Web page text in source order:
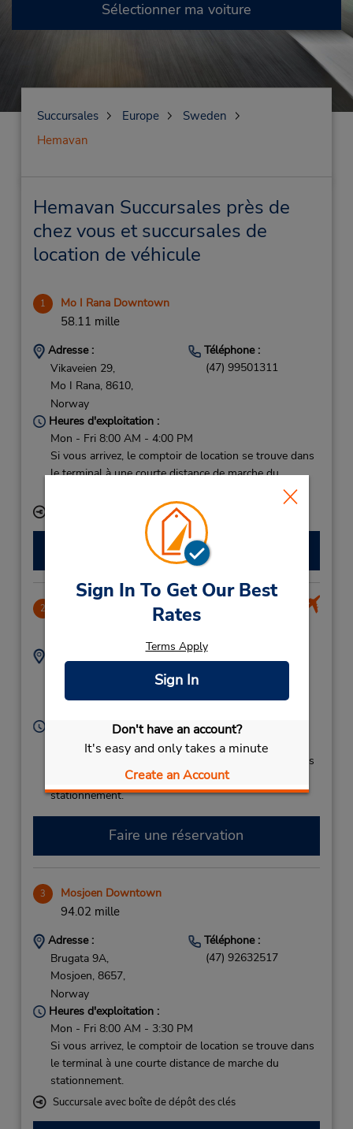
Sign In To Get Our Best
Rates
Terms Apply
Sign In
Don't have an account?
It's easy and only takes a minute
Create an Account
Sélectionner ma voiture
Succursales Europe
Sweden
Hemavan
Hemavan Succursales près de
chez vous et succursales de
location de véhicule
1 Mo I Rana Downtown
58.11 mille
Adresse :
Vikaveien 29,
Mo I Rana, 8610,
Norway
Téléphone :
(47) 99501311
Heures d'exploitation :
Mon - Fri 8:00 AM - 4:00 PM
Si vous arrivez, le comptoir de location se trouve dans
le terminal à une courte distance de marche du
Succursale avec boîte de dépôt des clés
Faire une réservation
2
Adresse :
Téléphone :
Heures d'exploitation :
Mon - Fri 8:00 AM - 11:00 PM
Si vous arrivez, le comptoir de location se trouve dans
le terminal à une courte distance de marche du
stationnement.
Faire une réservation
3 Mosjoen Downtown
94.02 mille
Adresse :
Brugata 9A,
Mosjoen, 8657,
Norway
Téléphone :
(47) 92632517
Heures d'exploitation :
Mon - Fri 8:00 AM - 3:30 PM
Si vous arrivez, le comptoir de location se trouve dans
le terminal à une courte distance de marche du
stationnement.
Succursale avec boîte de dépôt des clés